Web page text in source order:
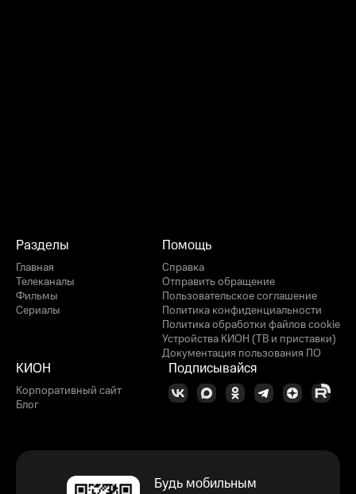
Разделы
Главная
Телеканалы
Фильмы
Сериалы
Помощь
Справка
Отправить обращение
Пользовательское соглашение
Политика конфиденциальности
Политика обработки файлов cookie
Устройства КИОН (ТВ и приставки)
Документация пользования ПО
КИОН
Корпоративный сайт
Блог
Подписывайся
Будь мобильным